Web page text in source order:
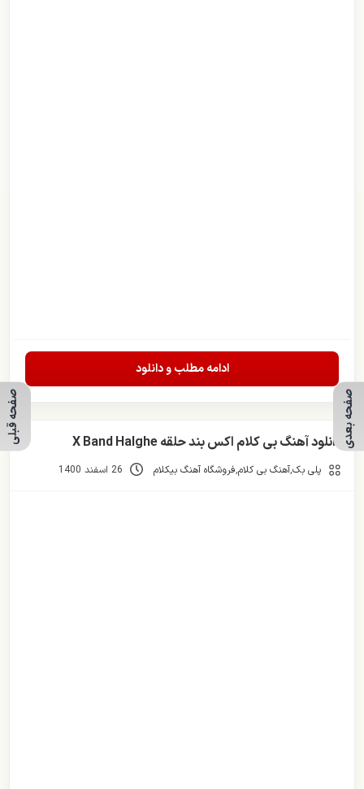
ادامه مطلب و دانلود
دانلود آهنگ بی کلام اکس بند حلقه X Band Halghe
پلی بک,آهنگ بی کلام,فروشگاه آهنگ بیکلام 26 اسفند 1400
صفحه قبلی صفحه بعدی